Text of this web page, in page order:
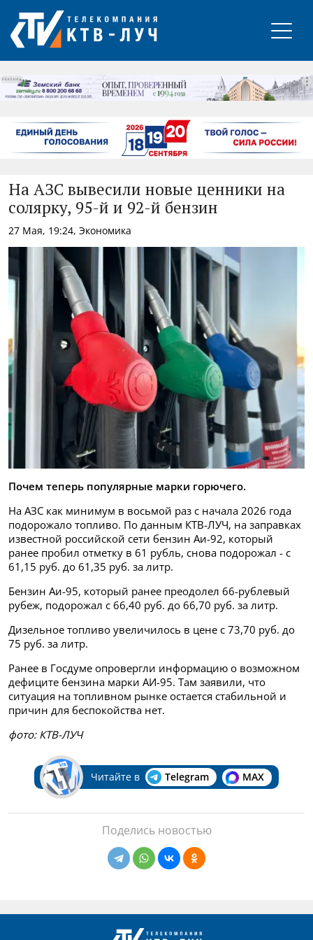
РЕКЛАМА
На АЗС вывесили новые ценники на
солярку, 95-й и 92-й бензин
27 Мая, 19:24, Экономика
Почем теперь популярные марки горючего.
На АЗС как минимум в восьмой раз с начала 2026 года
подорожало топливо. По данным КТВ-ЛУЧ, на заправках
известной российской сети бензин Аи-92, который
ранее пробил отметку в 61 рубль, снова подорожал - с
61,15 руб. до 61,35 руб. за литр.
Бензин Аи-95, который ранее преодолел 66-рублевый
рубеж, подорожал с 66,40 руб. до 66,70 руб. за литр.
Дизельное топливо увеличилось в цене с 73,70 руб. до
75 руб. за литр.
Ранее в Госдуме опровергли информацию о возможном
дефиците бензина марки АИ-95. Там заявили, что
ситуация на топливном рынке остается стабильной и
причин для беспокойства нет.
фото: КТВ-ЛУЧ
Читайте в Telegram MAX
Поделись новостью